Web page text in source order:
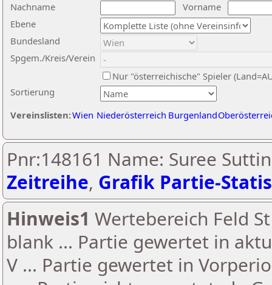
Nachname
Vorname
Ebene
Sortierung
Bundesland
Spgem./Kreis/Verein
Nur "österreichische" Spieler
Vereinslisten:Wien Niederösterreich Burgenland
Pnr:148161 Name: Suree
Zeitreihe, Grafik Partie-
Hinweis1 Wertebereich Feld
blank ... Partie gewertet in
V ... Partie gewertet in